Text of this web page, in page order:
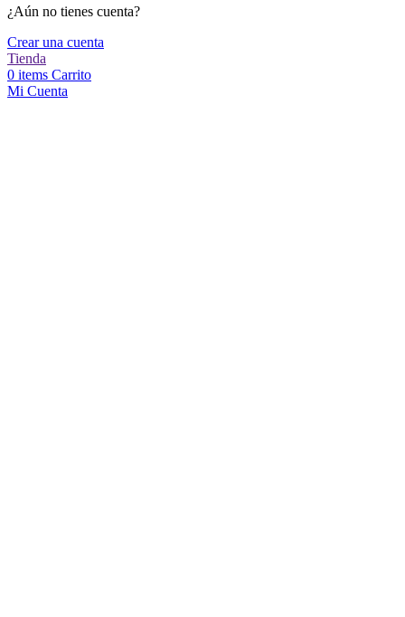
¿Aún no tienes cuenta?
Crear una cuenta
Tienda
0 items Carrito
Mi Cuenta